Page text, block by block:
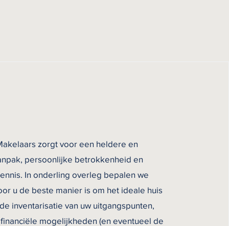
zorgt voor een heldere en
persoonlijke betrokkenheid en
In onderling overleg bepalen we
u de beste manier is om het ideale huis
inventarisatie van uw uitgangspunten,
mogelijkheden (en eventueel de